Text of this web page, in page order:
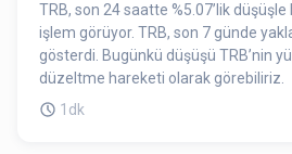
TRB, son 24 saatte %5.07’lik düşüşle
işlem görüyor. TRB, son 7 günde
gösterdi. Bugünkü düşüşü TRB’nin
düzeltme hareketi olarak görebiliriz.
1dk